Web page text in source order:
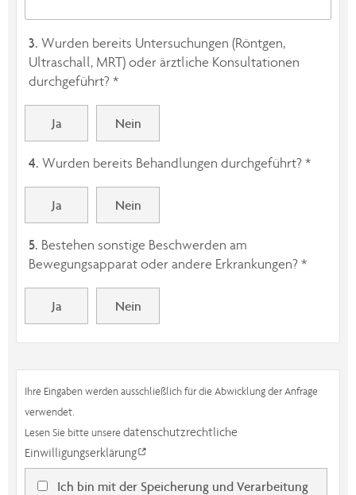
3. Wurden bereits Untersuchungen (Röntgen,
Ultraschall, MRT) oder ärztliche Konsultationen
durchgeführt? *
Ja Nein
4. Wurden bereits Behandlungen durchgeführt? *
Ja Nein
5. Bestehen sonstige Beschwerden am
Bewegungsapparat oder andere Erkrankungen? *
Ja Nein
Ihre Eingaben werden ausschließlich für die Abwicklung der Anfrage
verwendet.
Lesen Sie bitte unseredatenschutzrechtliche
Einwilligungserklärung
Ich bin mit der Speicherung und Verarbeitung